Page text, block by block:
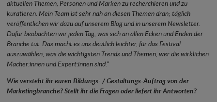
aktuellen Themen, Personen und Marken zu recherchieren und zu
kuratieren. Mein Team ist sehr nah an diesen Themen dran; täglich
veröffentlichen wir dazu auf unserem Blog und in unserem Newsletter.
Dafür beobachten wir jeden Tag, was sich an allen Ecken und Enden der
Branche tut. Das macht es uns deutlich leichter, für das Festival
auszuwählen, was die wichtigsten Trends und Themen, wer die wirklichen
Macher:innen und Expert:innen sind.“
Wie versteht ihr euren Bildungs- / Gestaltungs-Auftrag von der
Marketingbranche? Stellt ihr die Fragen oder liefert ihr Antworten?